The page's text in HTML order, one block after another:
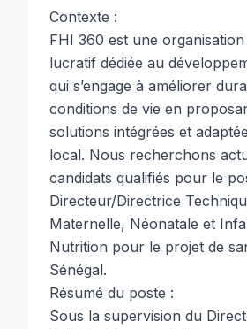
Contexte :
FHI 360 est une
lucratif dédiée au
qui s’engage à améliorer
conditions de vie en
solutions intégrées et
local. Nous recherchons
candidats qualifiés pour le
Directeur/Directrice
Maternelle, Néonatale et
Nutrition pour le projet de
Sénégal.
Résumé du poste :
Sous la supervision du